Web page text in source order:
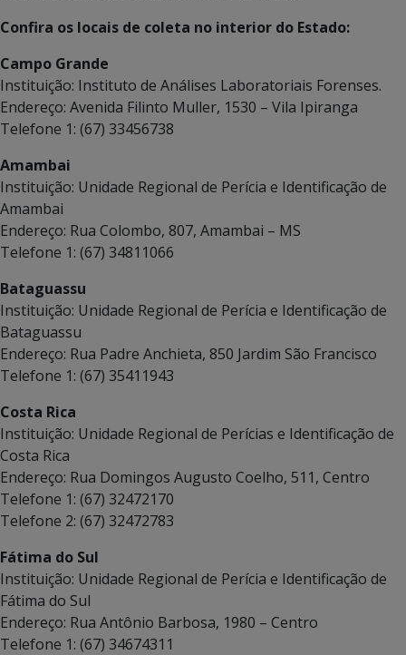
Confira os locais de coleta no interior do Estado:
Campo Grande
Instituição: Instituto de Análises Laboratoriais Forenses.
Endereço: Avenida Filinto Muller, 1530 – Vila Ipiranga
Telefone 1: (67) 33456738
Amambai
Instituição: Unidade Regional de Perícia e Identificação de
Amambai
Endereço: Rua Colombo, 807, Amambai – MS
Telefone 1: (67) 34811066
Bataguassu
Instituição: Unidade Regional de Perícia e Identificação de
Bataguassu
Endereço: Rua Padre Anchieta, 850 Jardim São Francisco
Telefone 1: (67) 35411943
Costa Rica
Instituição: Unidade Regional de Perícias e Identificação de
Costa Rica
Endereço: Rua Domingos Augusto Coelho, 511, Centro
Telefone 1: (67) 32472170
Telefone 2: (67) 32472783
Fátima do Sul
Instituição: Unidade Regional de Perícia e Identificação de
Fátima do Sul
Endereço: Rua Antônio Barbosa, 1980 – Centro
Telefone 1: (67) 34674311